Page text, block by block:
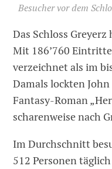
Besucher vor dem
Das Schloss
Mit 186’760
verzeichnet als im
Damals lockten
Fantasy-Roman
scharenweise nach
Im Durchschnitt
512 Personen